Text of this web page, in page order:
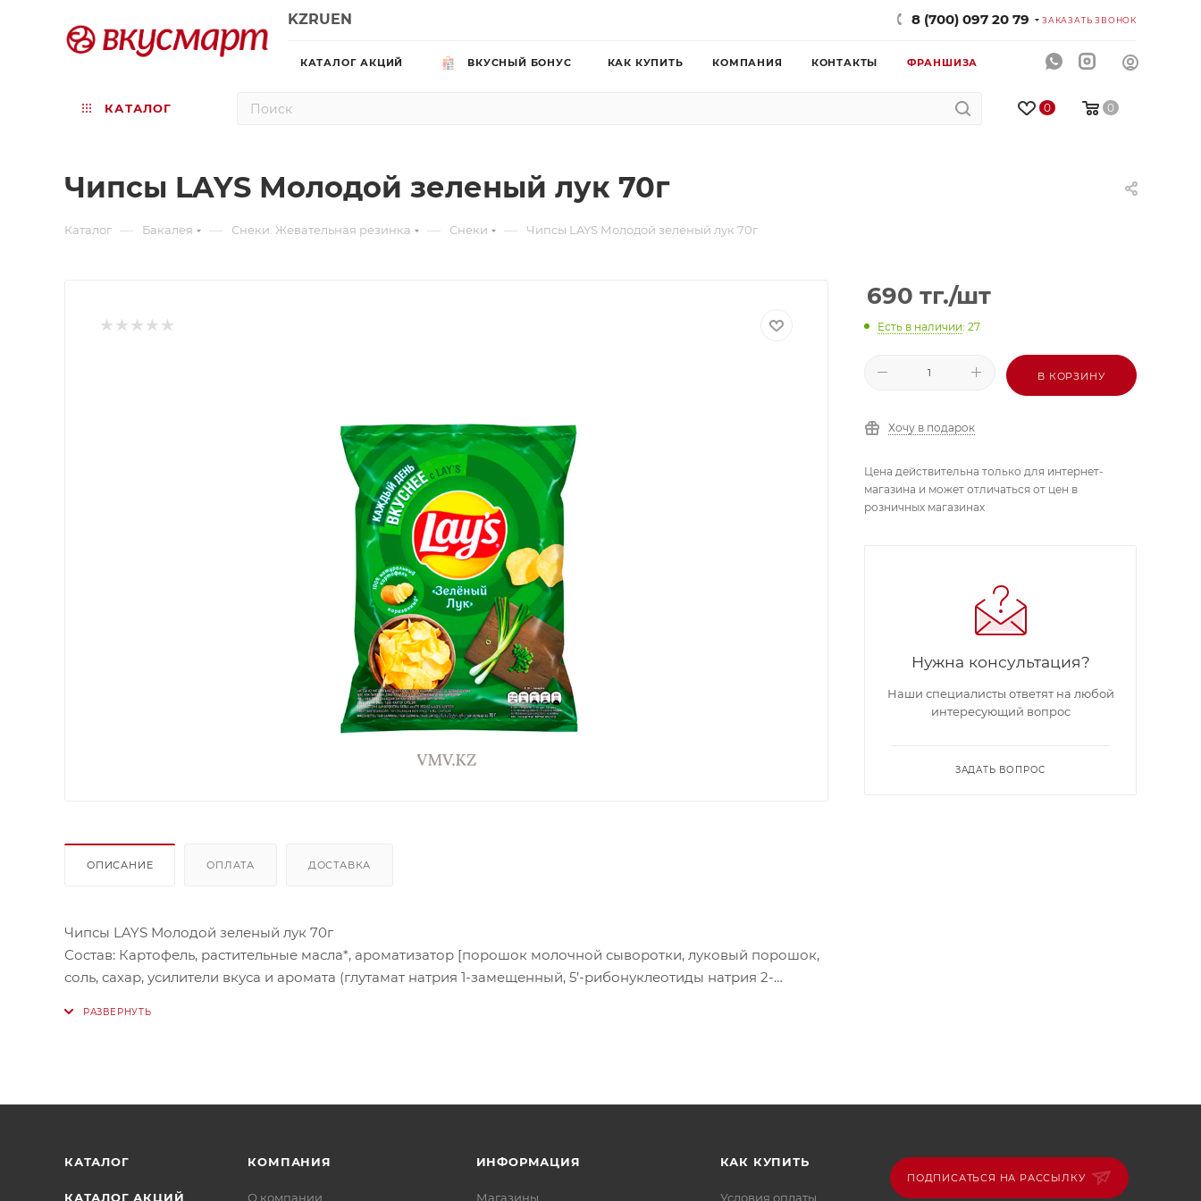
KZRUEN 8 (700) 097 20 79 ЗАКАЗАТЬ ЗВОНОК
КАТАЛОГ АКЦИЙ ВКУСНЫЙ БОНУС КАК КУПИТЬ КОМПАНИЯ КОНТАКТЫ ФРАНШИЗА
0 0
КАТАЛОГ
Чипсы LAYS Молодой зеленый лук 70г
Каталог — Бакалея — Снеки. Жевательная резинка — Снеки — Чипсы LAYS Молодой зеленый лук 70г
ОПИСАНИЕ ОПЛАТА ДОСТАВКА
Чипсы LAYS Молодой зеленый лук 70г
Состав: Картофель, растительные масла*, ароматизатор [порошок молочной сыворотки, луковый порошок,
соль, сахар, усилители вкуса и аромата (глутамат натрия 1-замещенный, 5’-рибонуклеотиды натрия 2-
Жиры 30 г
690 тг./шт
Есть в наличии: 27
В КОРЗИНУ
Хочу в подарок
Цена действительна только для интернет-
магазина и может отличаться от цен в
розничных магазинах
Нужна консультация?
Наши специалисты ответят на любой
интересующий вопрос
ЗАДАТЬ ВОПРОС
КАТАЛОГ
КАТАЛОГ АКЦИЙ
КОМПАНИЯ
О компании
ИНФОРМАЦИЯ
Магазины
КАК КУПИТЬ
Условия оплаты
ПОДПИСАТЬСЯ НА РАССЫЛКУ